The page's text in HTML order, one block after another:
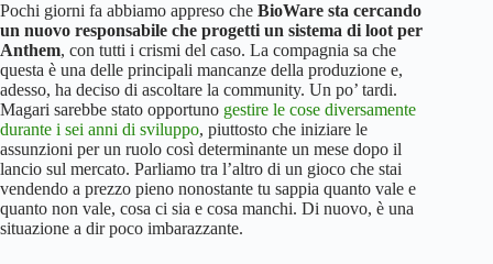
Pochi giorni fa abbiamo appreso che BioWare sta cercando
un nuovo responsabile che progetti un sistema di loot per
Anthem, con tutti i crismi del caso. La compagnia sa che
questa è una delle principali mancanze della produzione e,
adesso, ha deciso di ascoltare la community. Un po’ tardi.
Magari sarebbe stato opportuno gestire le cose diversamente
durante i sei anni di sviluppo, piuttosto che iniziare le
assunzioni per un ruolo così determinante un mese dopo il
lancio sul mercato. Parliamo tra l’altro di un gioco che stai
vendendo a prezzo pieno nonostante tu sappia quanto vale e
quanto non vale, cosa ci sia e cosa manchi. Di nuovo, è una
situazione a dir poco imbarazzante.